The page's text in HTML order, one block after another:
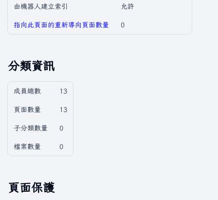
由機器人建立索引 允許
指向此頁面的重新導向頁面數量 0
分類資訊
成員總數 13
頁面數量 13
子分類數量 0
檔案數量 0
頁面保護